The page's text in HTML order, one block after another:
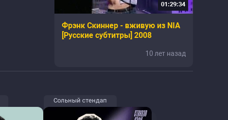
01:29:34
Фрэнк Скиннер - вживую из NIA
[Русские субтитры] 2008
10 лет назад
Сольный стендап